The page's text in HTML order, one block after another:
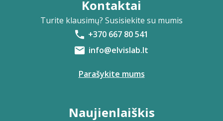
Kontaktai
Turite klausimų? Susisiekite su mumis
+370 667 80 541
info@elvislab.lt
Parašykite mums
Naujienlaiškis